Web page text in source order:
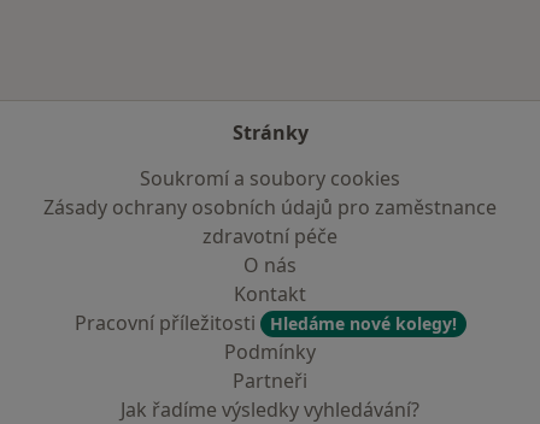
Stránky
Soukromí a soubory cookies
Zásady ochrany osobních údajů pro zaměstnance
zdravotní péče
O nás
Kontakt
Pracovní příležitosti
Hledáme nové kolegy!
Podmínky
Partneři
Jak řadíme výsledky vyhledávání?